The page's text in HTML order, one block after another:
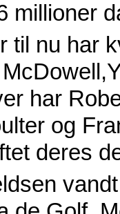
millioner
til nu har
har
og
deres